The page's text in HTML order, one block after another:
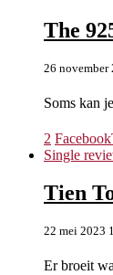
The
26 november
Soms kan
2 Facebook
Single
Tien
22 mei 2023
Er broeit